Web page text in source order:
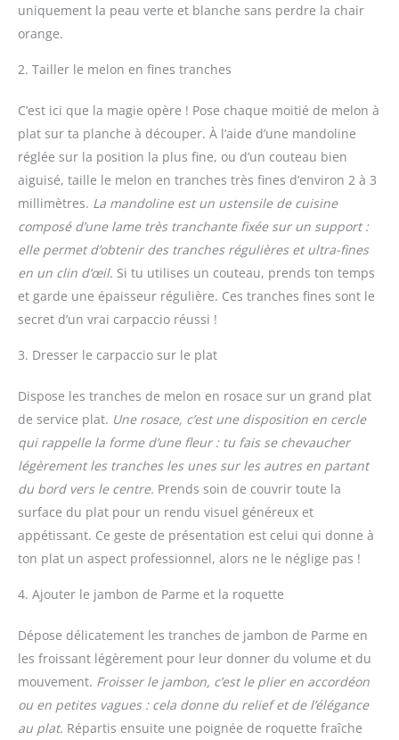
uniquement la peau verte et blanche sans perdre la chair
orange.
2. Tailler le melon en fines tranches
C’est ici que la magie opère ! Pose chaque moitié de melon à
plat sur ta planche à découper. À l’aide d’une mandoline
réglée sur la position la plus fine, ou d’un couteau bien
aiguisé, taille le melon en tranches très fines d’environ 2 à 3
millimètres. La mandoline est un ustensile de cuisine
composé d’une lame très tranchante fixée sur un support :
elle permet d’obtenir des tranches régulières et ultra-fines
en un clin d’œil. Si tu utilises un couteau, prends ton temps
et garde une épaisseur régulière. Ces tranches fines sont le
secret d’un vrai carpaccio réussi !
3. Dresser le carpaccio sur le plat
Dispose les tranches de melon en rosace sur un grand plat
de service plat. Une rosace, c’est une disposition en cercle
qui rappelle la forme d’une fleur : tu fais se chevaucher
légèrement les tranches les unes sur les autres en partant
du bord vers le centre. Prends soin de couvrir toute la
surface du plat pour un rendu visuel généreux et
appétissant. Ce geste de présentation est celui qui donne à
ton plat un aspect professionnel, alors ne le néglige pas !
4. Ajouter le jambon de Parme et la roquette
Dépose délicatement les tranches de jambon de Parme en
les froissant légèrement pour leur donner du volume et du
mouvement. Froisser le jambon, c’est le plier en accordéon
ou en petites vagues : cela donne du relief et de l’élégance
au plat. Répartis ensuite une poignée de roquette fraîche